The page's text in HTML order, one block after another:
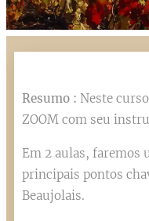
Resumo : Neste
ZOOM com seu
Em 2 aulas, faremos
principais pontos
Beaujolais.